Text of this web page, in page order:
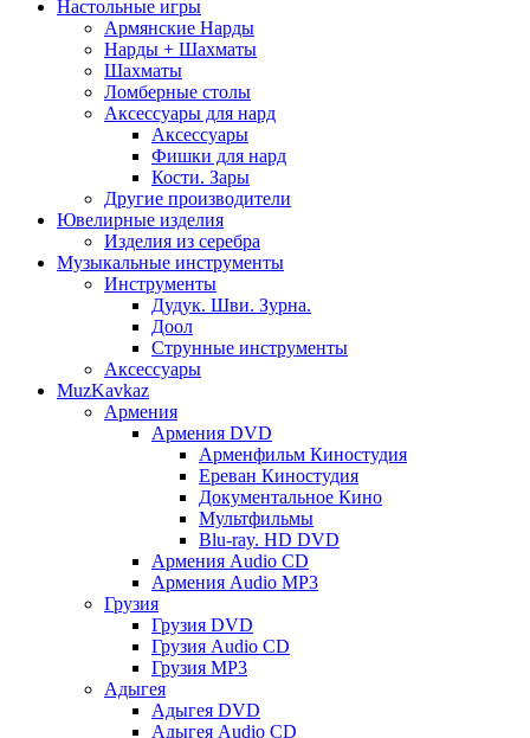
Настольные игры
Армянские Нарды
Нарды + Шахматы
Шахматы
Ломберные столы
Аксессуары для нард
Аксессуары
Фишки для нард
Кости. Зары
Другие производители
Ювелирные изделия
Изделия из серебра
Музыкальные инструменты
Инструменты
Дудук. Шви. Зурна.
Доол
Струнные инструменты
Аксессуары
MuzKavkaz
Армения
Армения DVD
Арменфильм Киностудия
Ереван Киностудия
Документальное Кино
Мультфильмы
Blu-ray. HD DVD
Армения Audio CD
Армения Audio MP3
Грузия
Грузия DVD
Грузия Audio CD
Грузия MP3
Адыгея
Адыгея DVD
Адыгея Audio CD